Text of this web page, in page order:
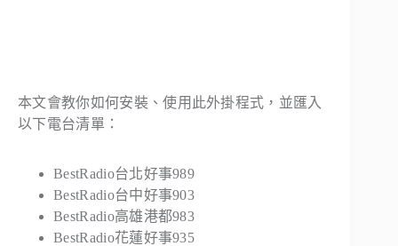
本文會教你如何安裝、使用此外掛程式，並匯入
以下電台清單：
BestRadio台北好事989
BestRadio台中好事903
BestRadio高雄港都983
BestRadio花蓮好事935